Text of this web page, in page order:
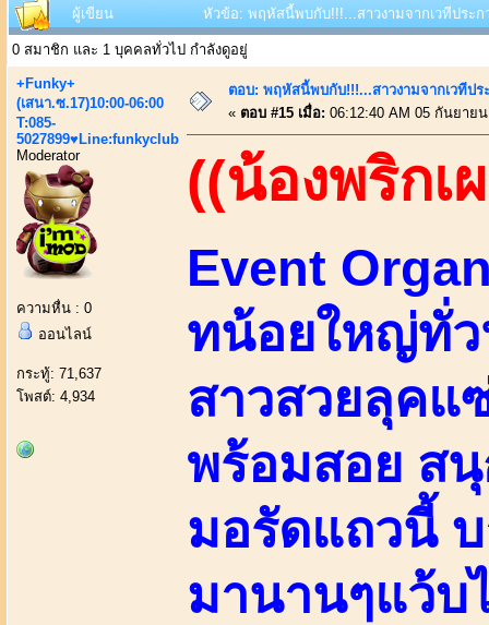
ผู้เขียน หัวข้อ: พฤหัสนี้พบกับ!!!...สาวงามจากเวทีประก
0 สมาชิก และ 1 บุคคลทั่วไป กำลังดูอยู่
+Funky+
(เสนา.ซ.17)10:00-06:00
T:085-
5027899♥Line:funkyclub
Moderator
ความหื่น : 0
ออนไลน์
กระทู้: 71,637
โพสต์: 4,934
ตอบ: พฤหัสนี้พบกับ!!!...สาวงามจากเวทีปร
« ตอบ #15 เมื่อ: 06:12:40 AM 05 กันยาย
((น้องพริกเ
Event
ทน้อยใหญ่ทั่ว
สาวสวยลุคแ
พร้อมสอย ส
มอรัดแถวนี้
มานานๆแว้บ